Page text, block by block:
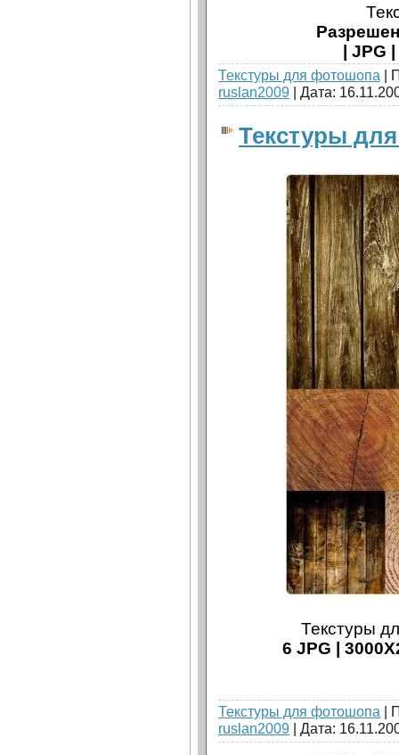
| JPG
Текстуры для фотошопа |
ruslan2009 | Дата:
Текстуры
Текстуры
6 JPG |
Текстуры для фотошопа |
ruslan2009 | Дата: